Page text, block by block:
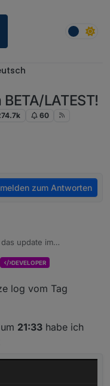
LATEST!
60
zum Antworten
update im
des Updates mit dem
DEVELOPER
log vom Tag
21:33 habe ich